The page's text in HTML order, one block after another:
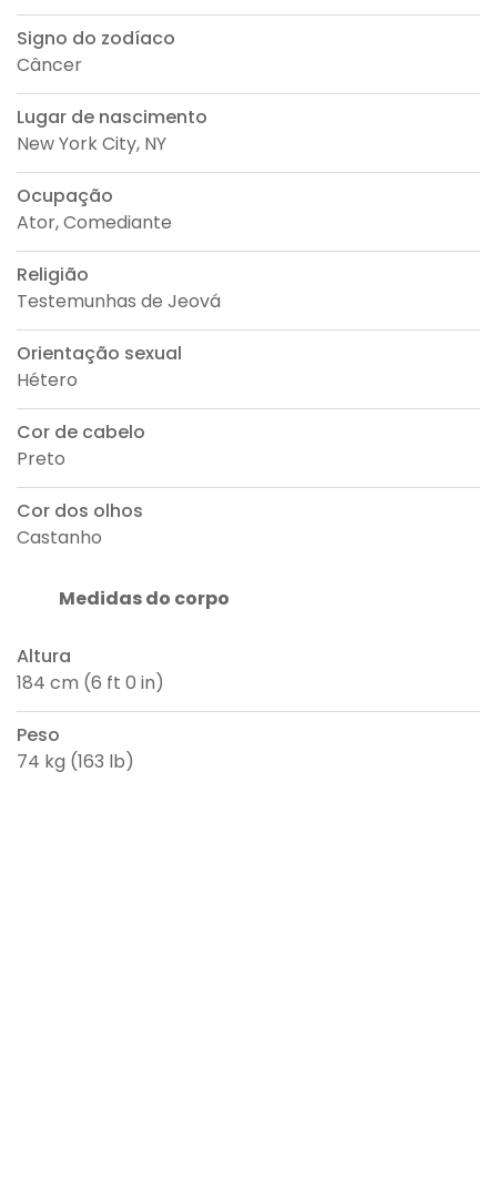
Signo do zodíaco
Câncer
Lugar de nascimento
New York City, NY
Ocupação
Ator, Comediante
Religião
Testemunhas de Jeová
Orientação sexual
Hétero
Cor de cabelo
Preto
Cor dos olhos
Castanho
Medidas do corpo
Altura
184 cm (6 ft 0 in)
Peso
74 kg (163 lb)